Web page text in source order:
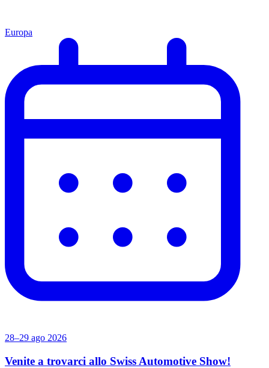
Europa
28–29 ago 2026
Venite a trovarci allo Swiss Automotive Show!